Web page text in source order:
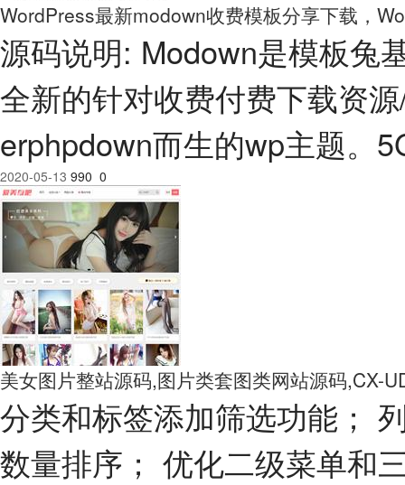
WordPress最新modown收费模板分享下载，
源码说明: Modown是模板兔
全新的针对收费付费下载资
erphpdown而生的wp主题。
2020-05-13 990 0
美女图片整站源码,图片类套图类网站源码,CX-
分类和标签添加筛选功能；
数量排序； 优化二级菜单和